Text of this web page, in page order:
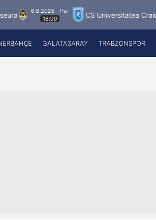
6.8.2026 - Per
18:00
CS Universitatea Craiova 1948
GALATASARAY TRABZONSPOR